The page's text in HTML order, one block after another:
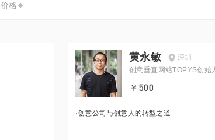
价格
黄永敏
深圳
创意垂直网站TOPYS创始
￥500
·创意公司与创意人的转型之道